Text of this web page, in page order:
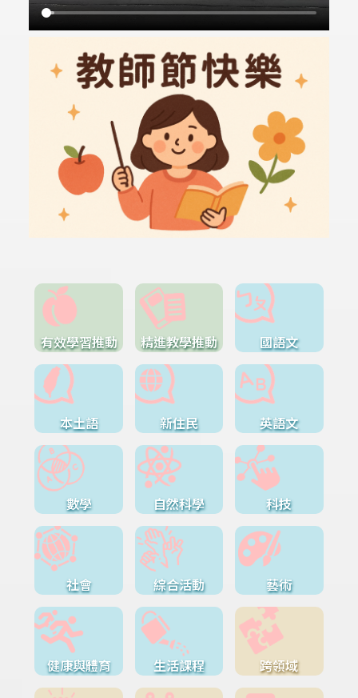
有效學習推動 精進教學推動 國語文
本土語 新住民 英語文
數學 自然科學 科技
社會 綜合活動 藝術
健康與體育 生活課程 跨領域